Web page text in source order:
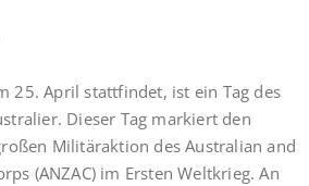
25. April stattfindet, ist ein Tag des
Dieser Tag markiert den
Militäraktion des Australian and
(ANZAC) im Ersten Weltkrieg. An